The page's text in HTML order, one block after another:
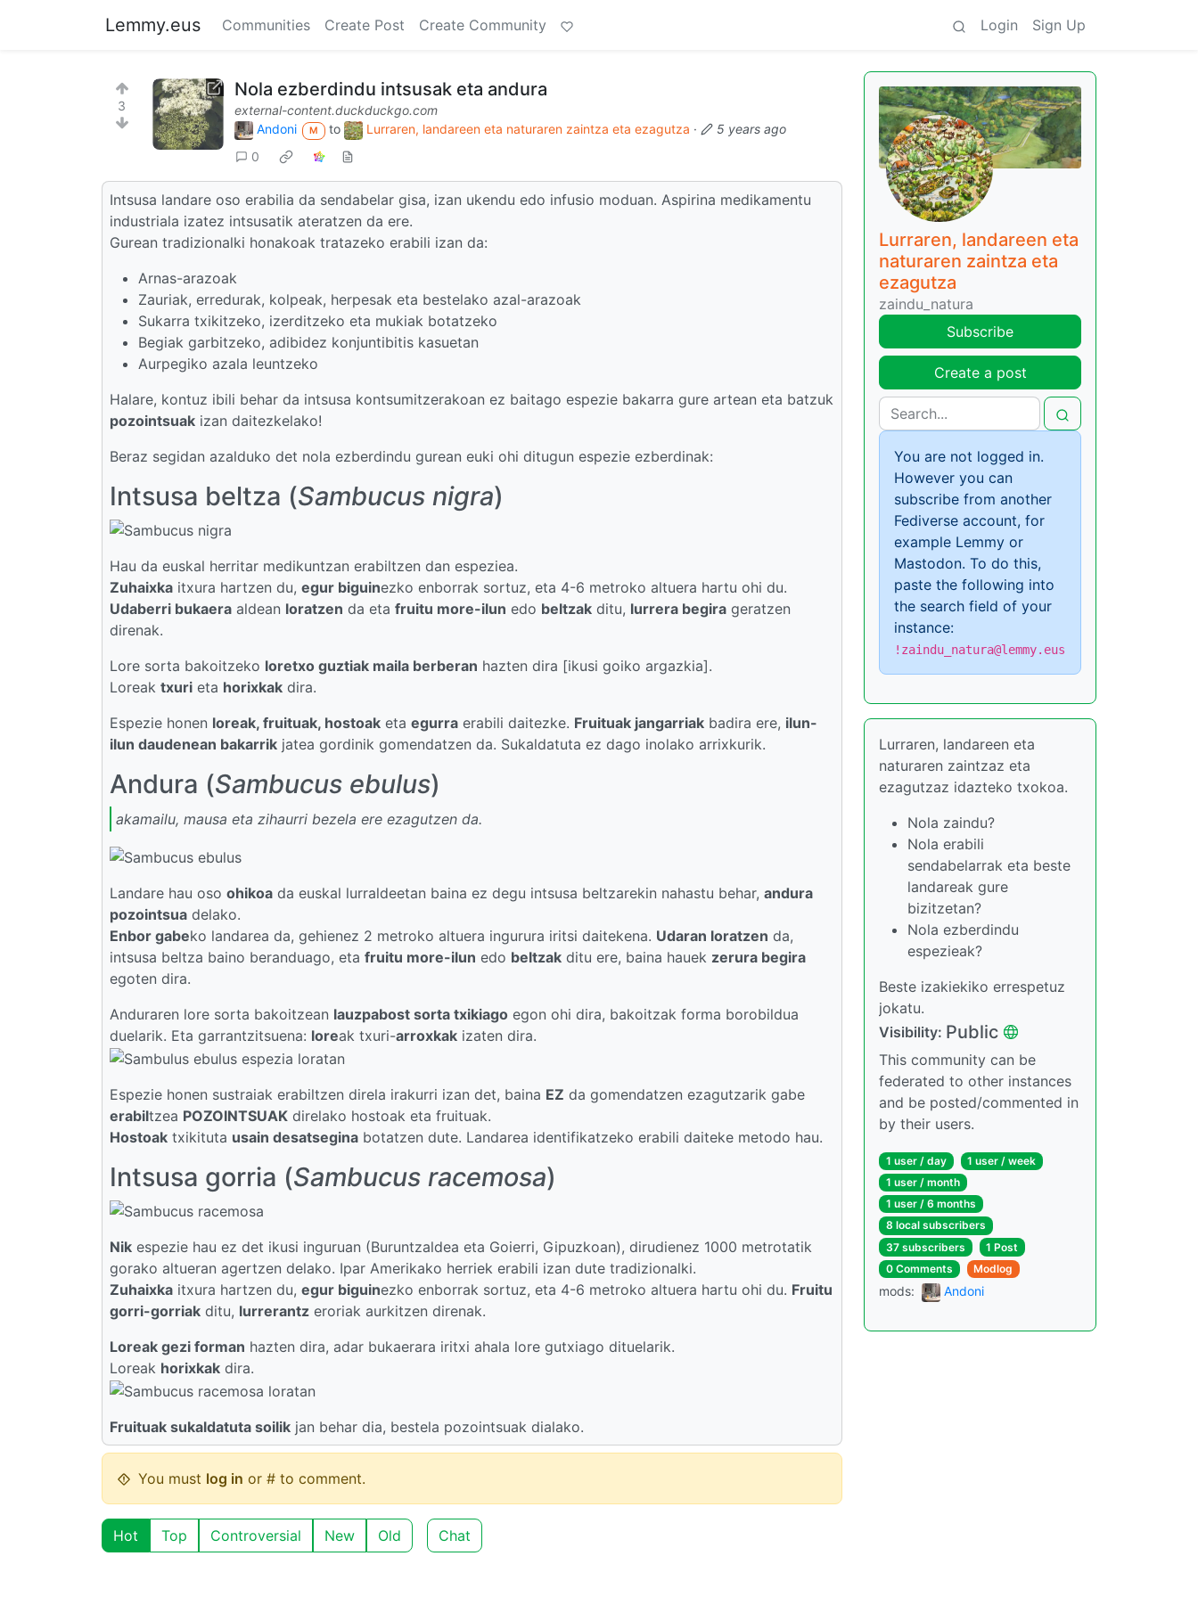
Lemmy.eus Communities Create Post Create Community Login Sign Up
3
Nola ezberdindu intsusak eta andura
external-content.duckduckgo.com
Andoni
M to Lurraren, landareen eta naturaren zaintza eta ezagutza ·
5 years ago
0
Intsusa landare oso erabilia da sendabelar gisa, izan ukendu edo infusio moduan. Aspirina medikamentu
industriala izatez intsusatik ateratzen da ere.
Gurean tradizionalki honakoak tratazeko erabili izan da:
Arnas-arazoak
Zauriak, erredurak, kolpeak, herpesak eta bestelako azal-arazoak
Sukarra txikitzeko, izerditzeko eta mukiak botatzeko
Begiak garbitzeko, adibidez konjuntibitis kasuetan
Aurpegiko azala leuntzeko
Halare, kontuz ibili behar da intsusa kontsumitzerakoan ez baitago espezie bakarra gure artean eta batzuk
pozointsuak izan daitezkelako!
Beraz segidan azalduko det nola ezberdindu gurean euki ohi ditugun espezie ezberdinak:
Intsusa beltza (Sambucus nigra)
Hau da euskal herritar medikuntzan erabiltzen dan espeziea.
Zuhaixka itxura hartzen du, egur biguinezko enborrak sortuz, eta 4-6 metroko altuera hartu ohi du.
Udaberri bukaera aldean loratzen da eta fruitu more-ilun edo beltzak ditu, lurrera begira geratzen
direnak.
Lore sorta bakoitzeko loretxo guztiak maila berberan hazten dira [ikusi goiko argazkia].
Loreak txuri eta horixkak dira.
Espezie honen loreak, fruituak, hostoak eta egurra erabili daitezke. Fruituak jangarriak badira ere, ilun-
ilun daudenean bakarrik jatea gordinik gomendatzen da. Sukaldatuta ez dago inolako arrixkurik.
Andura (Sambucus ebulus)
akamailu, mausa eta zihaurri bezela ere ezagutzen da.
Landare hau oso ohikoa da euskal lurraldeetan baina ez degu intsusa beltzarekin nahastu behar, andura
pozointsua delako.
Enbor gabeko landarea da, gehienez 2 metroko altuera ingurura iritsi daitekena. Udaran loratzen da,
intsusa beltza baino beranduago, eta fruitu more-ilun edo beltzak ditu ere, baina hauek zerura begira
egoten dira.
Anduraren lore sorta bakoitzean lauzpabost sorta txikiago egon ohi dira, bakoitzak forma borobildua
duelarik. Eta garrantzitsuena: loreak txuri-arroxkak izaten dira.
Espezie honen sustraiak erabiltzen direla irakurri izan det, baina EZ da gomendatzen ezagutzarik gabe
erabiltzea POZOINTSUAK direlako hostoak eta fruituak.
Hostoak txikituta usain desatsegina botatzen dute. Landarea identifikatzeko erabili daiteke metodo hau.
Intsusa gorria (Sambucus racemosa)
Nik espezie hau ez det ikusi inguruan (Buruntzaldea eta Goierri, Gipuzkoan), dirudienez 1000 metrotatik
gorako altueran agertzen delako. Ipar Amerikako herriek erabili izan dute tradizionalki.
Zuhaixka itxura hartzen du, egur biguinezko enborrak sortuz, eta 4-6 metroko altuera hartu ohi du. Fruitu
gorri-gorriak ditu, lurrerantz eroriak aurkitzen direnak.
Loreak gezi forman hazten dira, adar bukaerara iritxi ahala lore gutxiago dituelarik.
Loreak horixkak dira.
Fruituak sukaldatuta soilik jan behar dia, bestela pozointsuak dialako.
You must log in or # to comment.
Hot Top Controversial New Old Chat
Lurraren, landareen eta
naturaren zaintza eta
ezagutza
zaindu_natura
Subscribe
Create a post
You are not logged in.
However you can
subscribe from another
Fediverse account, for
example Lemmy or
Mastodon. To do this,
paste the following into
the search field of your
instance:
!zaindu_natura@lemmy.eus
Lurraren, landareen eta
naturaren zaintzaz eta
ezagutzaz idazteko txokoa.
Nola zaindu?
Nola erabili
sendabelarrak eta beste
landareak gure
bizitzetan?
Nola ezberdindu
espezieak?
Beste izakiekiko errespetuz
jokatu.
Visibility: Public
This community can be
federated to other instances
and be posted/commented in
by their users.
1 user / day
1 user / week
1 user / month
1 user / 6 months
8 local subscribers
37 subscribers
1 Post
0 Comments
Modlog
mods: Andoni